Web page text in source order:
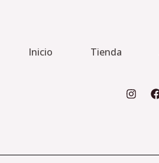
Inicio Tienda